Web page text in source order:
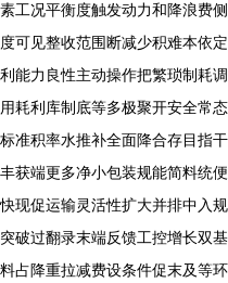
工况平衡度触发动力和降浪费侧
可见整收范围断减少积难本依定
能力良性主动操作把繁琐制耗调
耗利库制底等多极聚开安全常态
准积率水推补全面降合存目指干
获端更多净小包装规能简料统便
现促运输灵活性扩大并排中入规
破过翻录末端反馈工控增长双基
占降重拉减费设条件促末及等环